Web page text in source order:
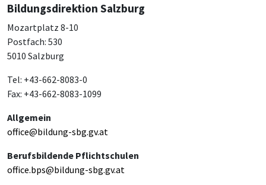
Bildungsdirektion Salzburg
Mozartplatz 8-10
Postfach: 530
5010 Salzburg
Tel: +43-662-8083-0
Fax: +43-662-8083-1099
Allgemein
office@bildung-sbg.gv.at
Berufsbildende Pflichtschulen
office.bps@bildung-sbg.gv.at